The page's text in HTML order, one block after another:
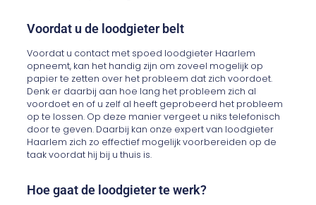
Voordat u de loodgieter belt
Voordat u contact met spoed loodgieter Haarlem
opneemt, kan het handig zijn om zoveel mogelijk op
papier te zetten over het probleem dat zich voordoet.
Denk er daarbij aan hoe lang het probleem zich al
voordoet en of u zelf al heeft geprobeerd het probleem
op te lossen. Op deze manier vergeet u niks telefonisch
door te geven. Daarbij kan onze expert van loodgieter
Haarlem zich zo effectief mogelijk voorbereiden op de
taak voordat hij bij u thuis is.
Hoe gaat de loodgieter te werk?